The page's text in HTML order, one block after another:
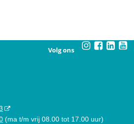
Volg ons
(ma t/m vrij 08.00 tot 17.00 uur)